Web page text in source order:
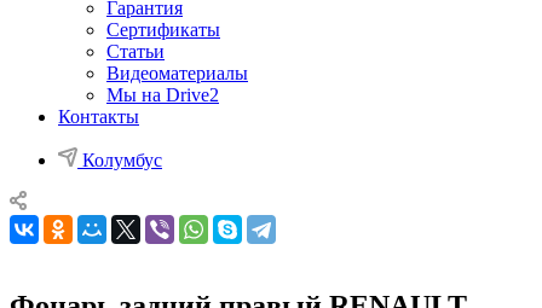
Гарантия
Сертификаты
Статьи
Видеоматериалы
Мы на Drive2
Контакты
Колумбус